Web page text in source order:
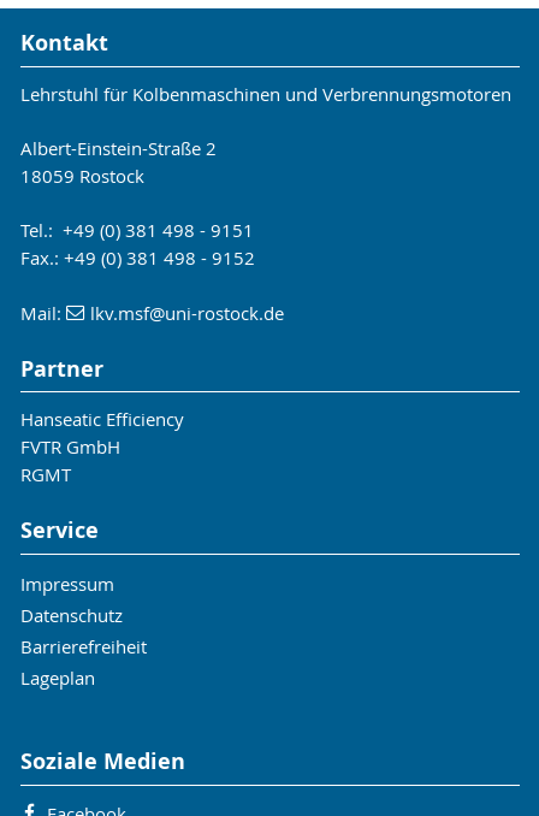
Kontakt
Lehrstuhl für Kolbenmaschinen und Verbrennungsmotoren
Albert-Einstein-Straße 2
18059 Rostock
Tel.: +49 (0) 381 498 - 9151
Fax.: +49 (0) 381 498 - 9152
Mail: lkv.msf@uni-rostock.de
Partner
Hanseatic Efficiency
FVTR GmbH
RGMT
Service
Impressum
Datenschutz
Barrierefreiheit
Lageplan
Soziale Medien